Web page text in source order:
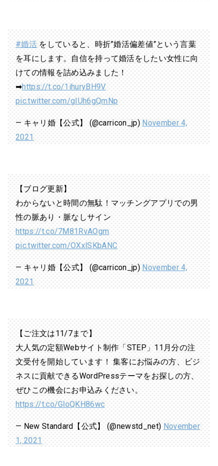
#婚活をしていると、時折”婚活偏差値”という言葉
を耳にします。自信を持って婚活をしたい女性に向
けての情報を詰め込みました！
➡https://t.co/1ihuryBH9V
pic.twitter.com/gIUh6gQmNp
— キャリ婚【公式】 (@carricon_jp)November 4,
2021
【ブログ更新】
わからないと時間の無駄！マッチングアプリでの男
性の脈あり・脈なしサイン
https://t.co/7M81RvAOgm
pic.twitter.com/OXxlSKbANC
— キャリ婚【公式】 (@carricon_jp)November 4,
2021
【ご注文は11/7まで】
大人気の定額Webサイト制作「STEP」11月分の注
文受付を開始しています！ 集客にお悩みの方、ビジ
ネスに貢献できるWordPressテーマをお探しの方、
ぜひこの機会にお申込みください。
https://t.co/GloQKH86wc
— New Standard【公式】 (@newstd_net)November
1, 2021